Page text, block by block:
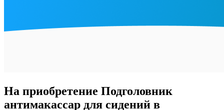
На приобретение Подголовник
антимакассар для сидений в